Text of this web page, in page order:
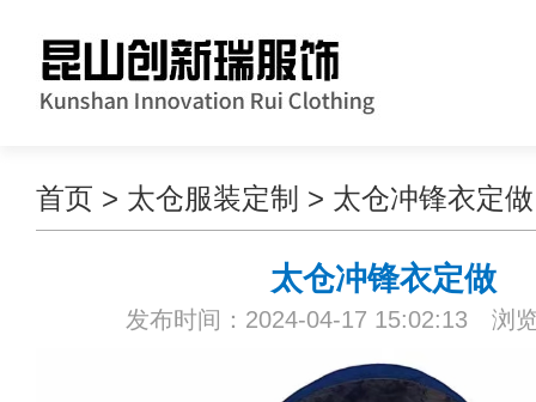
首页 > 太仓服装定制 > 太仓冲锋衣定做
太仓冲锋衣定做
发布时间：2024-04-17 15:02:13 浏